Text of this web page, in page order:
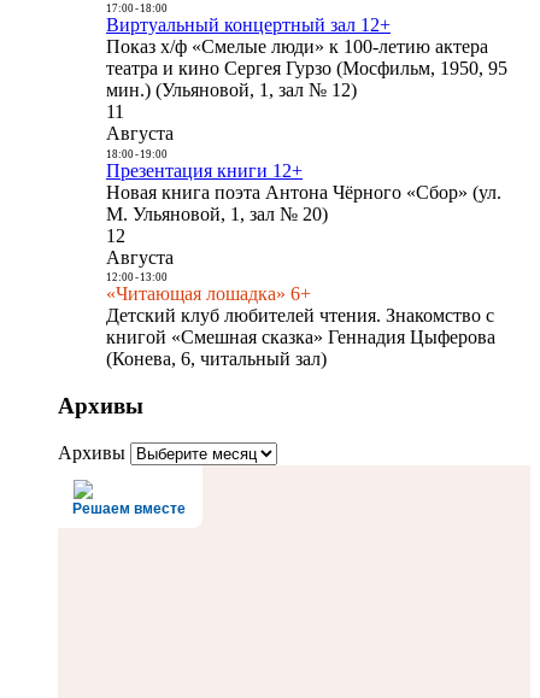
17:00- 18:00
Виртуальный концертный зал 12+
Показ х/ф «Смелые люди» к 100-летию актера
театра и кино Сергея Гурзо (Мосфильм, 1950, 95
мин.) (Ульяновой, 1, зал № 12)
11
Августа
18:00- 19:00
Презентация книги 12+
Новая книга поэта Антона Чёрного «Сбор» (ул.
М. Ульяновой, 1, зал № 20)
12
Августа
12:00- 13:00
«Читающая лошадка» 6+
Детский клуб любителей чтения. Знакомство с
книгой «Смешная сказка» Геннадия Цыферова
(Конева, 6, читальный зал)
Архивы
Архивы
Решаем вместе